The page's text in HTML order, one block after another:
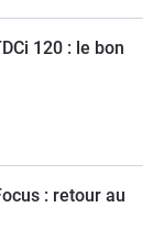
120 : le bon
: retour au